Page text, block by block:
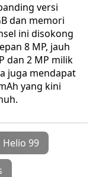
versi
dan memori
ini disokong
8 MP, jauh
dan 2 MP milik
juga mendapat
yang kini
Helio 99